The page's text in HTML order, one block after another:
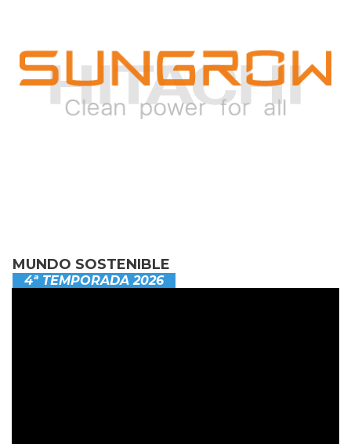
MUNDO SOSTENIBLE
4ª TEMPORADA 2026